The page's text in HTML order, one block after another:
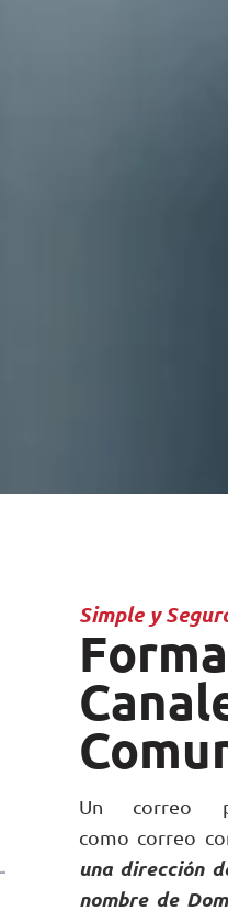
Simple y
Un correo
como correo
una dirección
nombre de